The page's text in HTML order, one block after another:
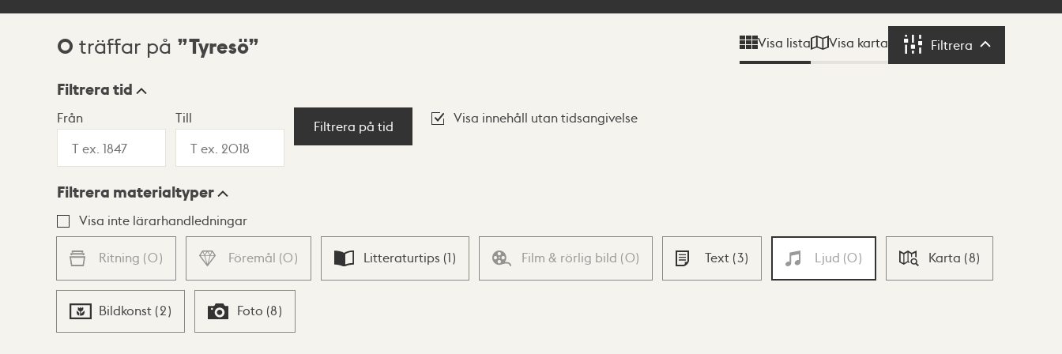
Sökresultat
0 träffar på Tyresö Visa lista Visa karta Filtrera Filtrera
Visningsläge
Lista Karta
Filtrera tid
Från Till
Filtrera på tid
Visa innehåll utan tidsangivelse
Filtrera materialtyper
Visa inte lärarhandledningar
Ritning (0) Föremål (0) Litteraturtips (1) Film & rörlig bild (0) Text (3) Ljud (0) Karta (8)
Bildkonst (2) Foto (8)